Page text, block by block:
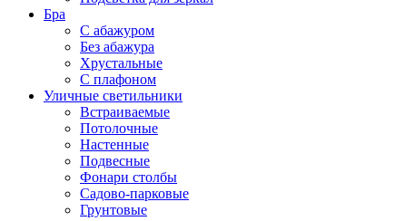
Бра
С абажуром
Без абажура
Хрустальные
С плафоном
Уличные светильники
Встраиваемые
Потолочные
Настенные
Подвесные
Фонари столбы
Садово-парковые
Грунтовые